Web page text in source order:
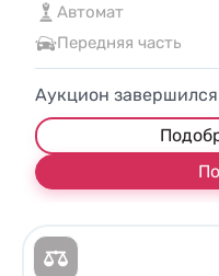
Автомат
Передняя часть
Аукцион завершился